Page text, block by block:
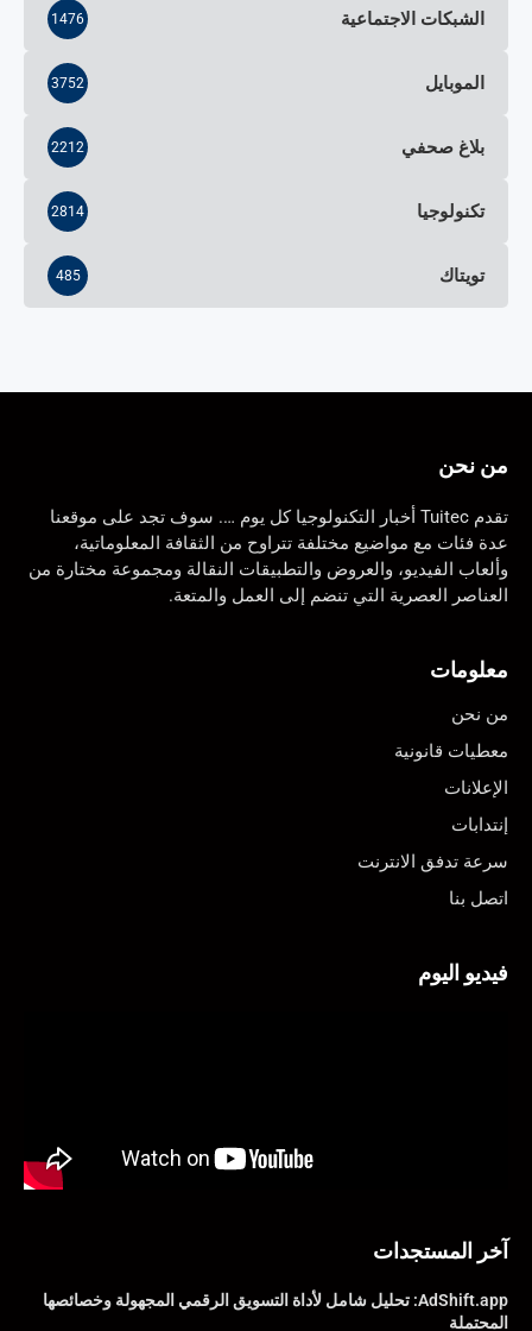
الشبكات الاجتماعية 1476
الموبايل 3752
بلاغ صحفي 2212
تكنولوجيا 2814
تويتاك 485
من نحن
تقدم Tuitec أخبار التكنولوجيا كل يوم …. سوف تجد على موقعنا
عدة فئات مع مواضيع مختلفة تتراوح من الثقافة المعلوماتية،
وألعاب الفيديو، والعروض والتطبيقات النقالة ومجموعة مختارة من
العناصر العصرية التي تنضم إلى العمل والمتعة.
معلومات
من نحن
معطيات قانونية
الإعلانات
إنتدابات
سرعة تدفق الانترنت
اتصل بنا
فيديو اليوم
آخر المستجدات
AdShift.app: تحليل شامل لأداة التسويق الرقمي المجهولة وخصائصها
المحتملة